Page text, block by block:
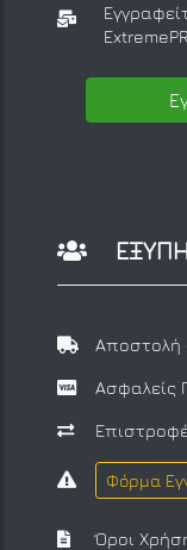
Αποστολή
Ασφαλείς
Φόρμα
Όροι